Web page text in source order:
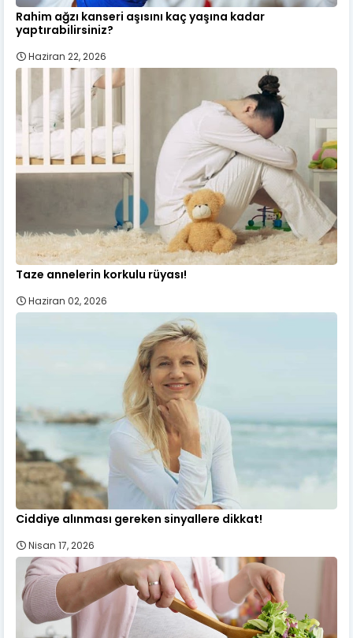
Rahim ağzı kanseri aşısını kaç yaşına kadar
yaptırabilirsiniz?
Haziran 22, 2026
Taze annelerin korkulu rüyası!
Haziran 02, 2026
Ciddiye alınması gereken sinyallere dikkat!
Nisan 17, 2026